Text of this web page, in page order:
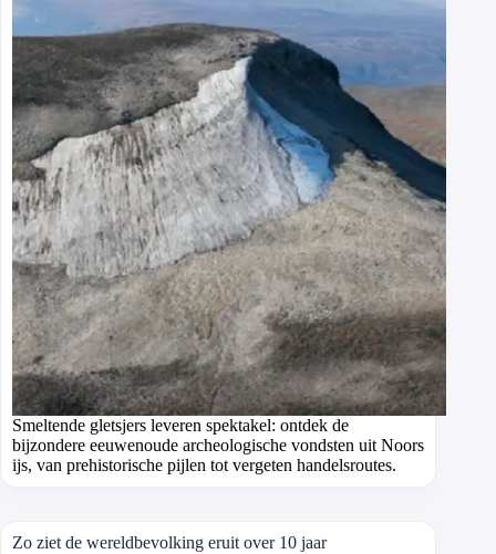
Smeltende gletsjers leveren spektakel: ontdek de
bijzondere eeuwenoude archeologische vondsten uit Noors
ijs, van prehistorische pijlen tot vergeten handelsroutes.
Zo ziet de wereldbevolking eruit over 10 jaar